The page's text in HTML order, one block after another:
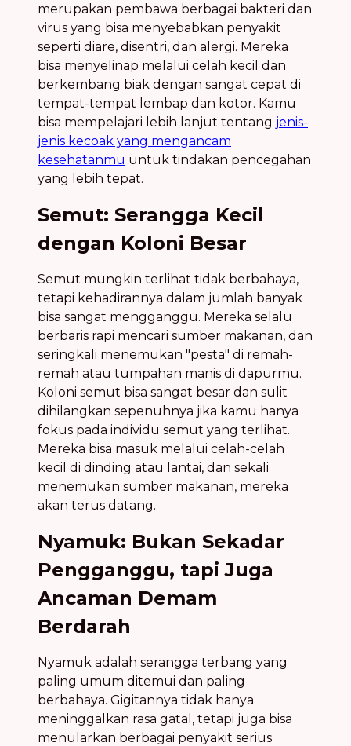
merupakan pembawa berbagai bakteri dan
virus yang bisa menyebabkan penyakit
seperti diare, disentri, dan alergi. Mereka
bisa menyelinap melalui celah kecil dan
berkembang biak dengan sangat cepat di
tempat-tempat lembap dan kotor. Kamu
bisa mempelajari lebih lanjut tentang jenis-
jenis kecoak yang mengancam
kesehatanmu untuk tindakan pencegahan
yang lebih tepat.
Semut: Serangga Kecil
dengan Koloni Besar
Semut mungkin terlihat tidak berbahaya,
tetapi kehadirannya dalam jumlah banyak
bisa sangat mengganggu. Mereka selalu
berbaris rapi mencari sumber makanan, dan
seringkali menemukan "pesta" di remah-
remah atau tumpahan manis di dapurmu.
Koloni semut bisa sangat besar dan sulit
dihilangkan sepenuhnya jika kamu hanya
fokus pada individu semut yang terlihat.
Mereka bisa masuk melalui celah-celah
kecil di dinding atau lantai, dan sekali
menemukan sumber makanan, mereka
akan terus datang.
Nyamuk: Bukan Sekadar
Pengganggu, tapi Juga
Ancaman Demam
Berdarah
Nyamuk adalah serangga terbang yang
paling umum ditemui dan paling
berbahaya. Gigitannya tidak hanya
meninggalkan rasa gatal, tetapi juga bisa
menularkan berbagai penyakit serius